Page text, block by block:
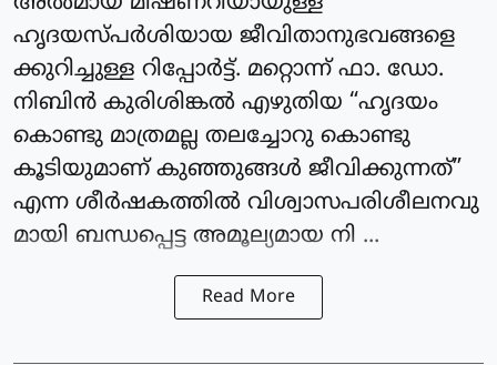
ഹൃദയസ്പർശിയായ ജീവിതാനുഭവങ്ങളെ
ക്കുറിച്ചുള്ള റിപ്പോർട്ട്. മറ്റൊന്ന് ഫാ. ഡോ.
നിബിൻ കുരിശിങ്കൽ എഴുതിയ “ഹൃദയം
കൊണ്ടു മാത്രമല്ല തലച്ചോറു കൊണ്ടു
കൂടിയുമാണ് കുഞ്ഞുങ്ങൾ ജീവിക്കുന്നത്”
എന്ന ശീർഷകത്തിൽ വിശ്വാസപരിശീലനവു
മായി ബന്ധപ്പെട്ട അമൂല്യമായ നി ...
Read More